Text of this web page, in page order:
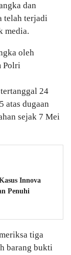
dan
telah terjadi
media.
oleh
Polri
24
atas dugaan
sejak 7 Mei
Innova
Penuhi
tiga
barang bukti